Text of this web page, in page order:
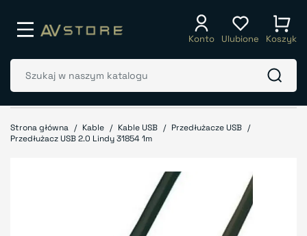
Konto Ulubione Koszyk
Strona główna Kable Kable USB
Przedłużacze USB
Przedłużacz USB 2.0 Lindy 31854 1m